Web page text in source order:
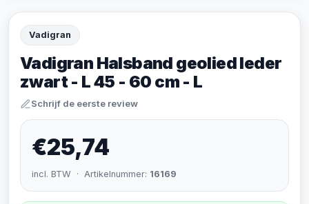
Vadigran
Vadigran Halsband geolied leder
zwart - L 45 - 60 cm - L
Schrijf de eerste review
€25,74
incl. BTW · Artikelnummer: 16169